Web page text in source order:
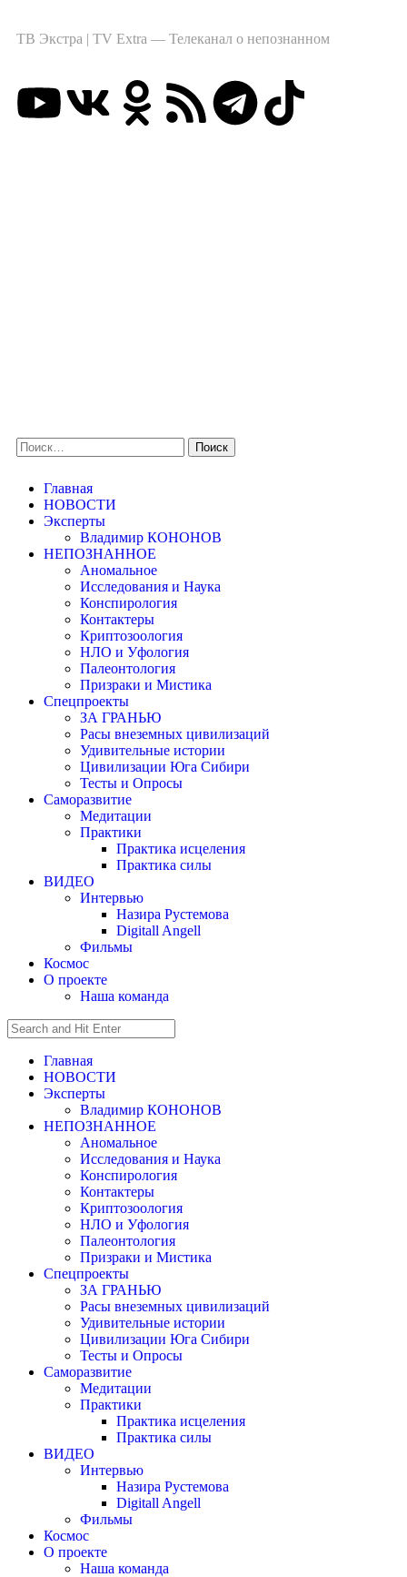
ТВ Экстра | TV Extra — Телеканал о непознанном
Главная
НОВОСТИ
Эксперты
Владимир КОНОНОВ
НЕПОЗНАННОЕ
Аномальное
Исследования и Наука
Конспирология
Контактеры
Криптозоология
НЛО и Уфология
Палеонтология
Призраки и Мистика
Спецпроекты
ЗА ГРАНЬЮ
Расы внеземных цивилизаций
Удивительные истории
Цивилизации Юга Сибири
Тесты и Опросы
Саморазвитие
Медитации
Практики
Практика исцеления
Практика силы
ВИДЕО
Интервью
Назира Рустемова
Digitall Angell
Фильмы
Космос
О проекте
Наша команда
Главная
НОВОСТИ
Эксперты
Владимир КОНОНОВ
НЕПОЗНАННОЕ
Аномальное
Исследования и Наука
Конспирология
Контактеры
Криптозоология
НЛО и Уфология
Палеонтология
Призраки и Мистика
Спецпроекты
ЗА ГРАНЬЮ
Расы внеземных цивилизаций
Удивительные истории
Цивилизации Юга Сибири
Тесты и Опросы
Саморазвитие
Медитации
Практики
Практика исцеления
Практика силы
ВИДЕО
Интервью
Назира Рустемова
Digitall Angell
Фильмы
Космос
О проекте
Наша команда